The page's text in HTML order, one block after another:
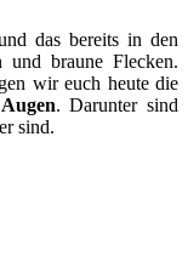
das bereits in den
und braune Flecken.
wir euch heute die
. Darunter sind
sind.